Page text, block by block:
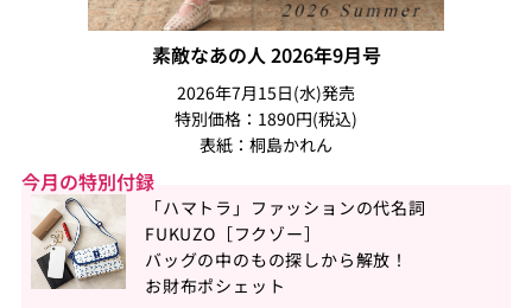
素敵なあの人 2026年9月号
2026年7月15日(水)発売
特別価格：1890円(税込)
表紙：桐島かれん
今月の特別付録
「ハマトラ」ファッションの代名詞
FUKUZO［フクゾー］
バッグの中のもの探しから解放！
お財布ポシェット